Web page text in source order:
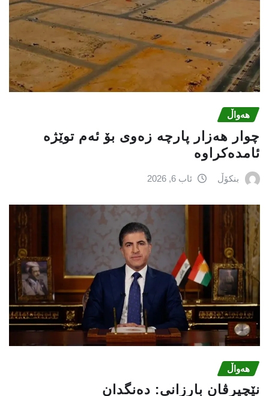
هەواڵ
چوار هەزار پارچە زەوی بۆ ئەم توێژە
ئامدەکراوە
بنکۆڵ ئاب 6, 2026
هەواڵ
نێچيرڤان بارزانى: دەنگدان